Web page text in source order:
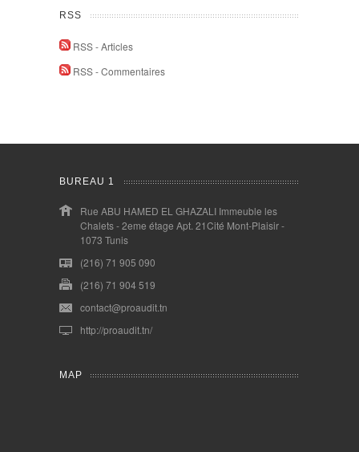
RSS
RSS - Articles
RSS - Commentaires
BUREAU 1
Rue ABU HAMED EL GHAZALI Immeuble les
Chalets - 2eme étage Apt. 21Cité Mont-Plaisir -
1073 Tunis
(216) 71 905 090
(216) 71 904 519
contact@proaudit.tn
http://proaudit.tn/
MAP